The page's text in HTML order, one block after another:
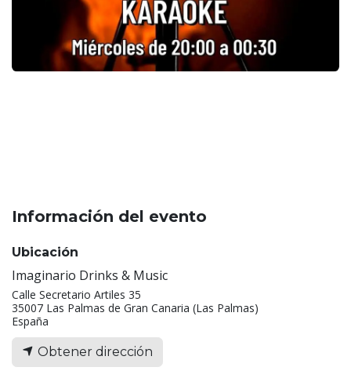
Información del evento
Ubicación
Imaginario Drinks & Music
Calle Secretario Artiles 35
35007 Las Palmas de Gran Canaria (Las Palmas)
España
Obtener dirección